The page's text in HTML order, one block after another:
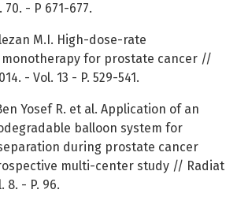
70. - P 671-677.
M.I. High-dose-rate
monotherapy for prostate cancer //
- Vol. 13 - P. 529-541.
Yosef R. et al. Application of an
balloon system for
during prostate cancer
multi-center study // Radiat
8. - P. 96.